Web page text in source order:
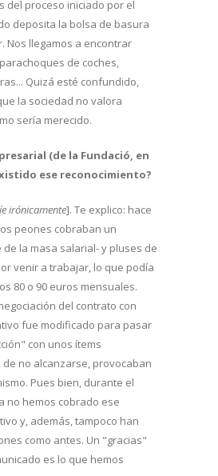
del proceso iniciado por el
deposita la bolsa de basura
Nos llegamos a encontrar
de coches,
Quizá esté confundido,
la sociedad no valora
sería merecido.
(de la Fundació, en
ese reconocimiento?
irónicamente]. Te explico: hace
peones cobraban un
la masa salarial- y pluses de
venir a trabajar, lo que podía
80 o 90 euros mensuales.
del contrato con
fue modificado para pasar
con unos ítems
no alcanzarse, provocaban
Pues bien, durante el
no hemos cobrado ese
y, además, tampoco han
como antes. Un "gracias"
es lo que hemos